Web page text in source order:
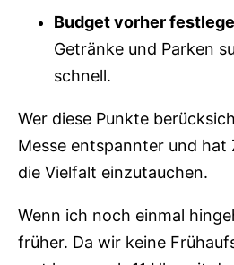
Budget vorher
Getränke und Parken
schnell.
Wer diese Punkte
Messe entspannter und hat
die Vielfalt einzutauchen.
Wenn ich noch einmal
früher. Da wir keine